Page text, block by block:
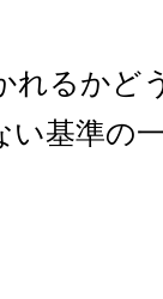
れるかど
基準の